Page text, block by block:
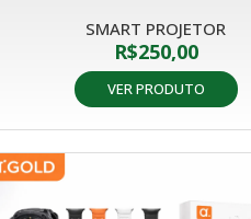
SMART PROJETOR
R$250,00
VER PRODUTO